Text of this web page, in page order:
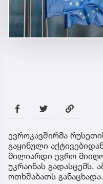
ევროკავშირმა
გაყინული
მილიარდი ევრო
უკრაინას გადასცემს.
ოთხშაბათს განაცხადა.